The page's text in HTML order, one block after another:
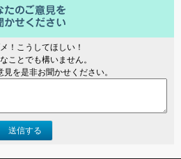
！こうしてほしい！
ことでも構いません。
を是非お聞かせください。
送信する